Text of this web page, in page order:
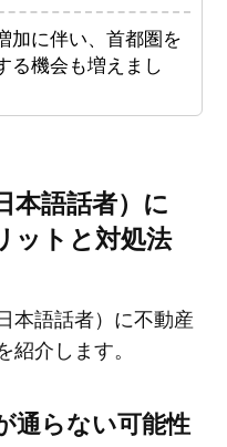
加に伴い、首都圏を
る機会も増えまし
本語話者）に
ットと対処法
本語話者）に不動産
介します。
通らない可能性